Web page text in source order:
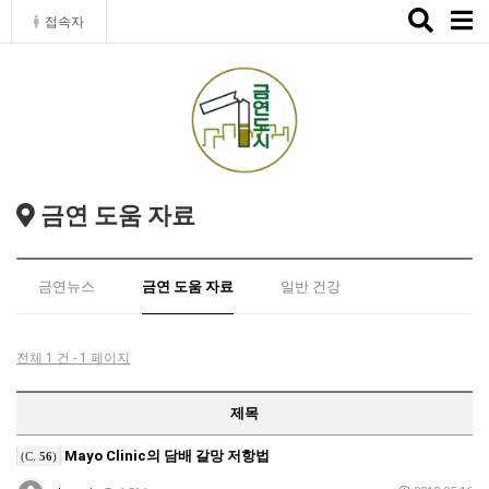
접속자
Toggle
금연 도움 자료
금연뉴스 금연 도움 자료 일반 건강
전체 1 건 - 1 페이지
제목
(C. 56) Mayo Clinic의 담배 갈망 저항법